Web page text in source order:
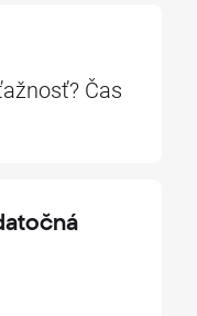
Čas